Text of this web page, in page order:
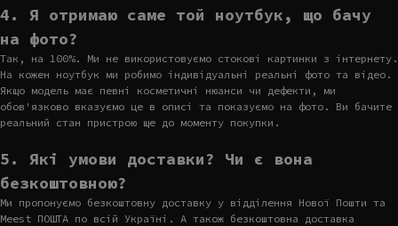
4. Я отримаю саме той ноутбук, що бачу
на фото?
Так, на 100%. Ми не використовуємо стокові картинки з інтернету.
На кожен ноутбук ми робимо індивідуальні реальні фото та відео.
Якщо модель має певні косметичні нюанси чи дефекти, ми
обов'язково вказуємо це в описі та показуємо на фото. Ви бачите
реальний стан пристрою ще до моменту покупки.
5. Які умови доставки? Чи є вона
безкоштовною?
Ми пропонуємо безкоштовну доставку у відділення Нової Пошти та
Meest ПОШТА по всій Україні. А також безкоштовна доставка